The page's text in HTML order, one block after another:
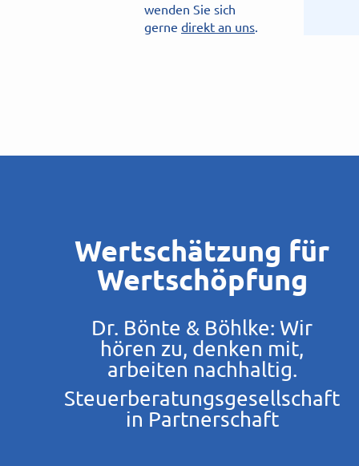
wenden Sie sich
gerne direkt an uns.
Wertschätzung für
Wertschöpfung
Dr. Bönte & Böhlke: Wir
hören zu, denken mit,
arbeiten nachhaltig.
Steuerberatungsgesellschaft
in Partnerschaft